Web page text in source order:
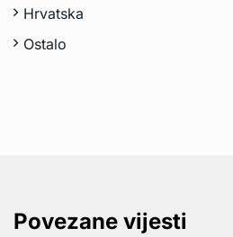
Hrvatska
Ostalo
Povezane vijesti